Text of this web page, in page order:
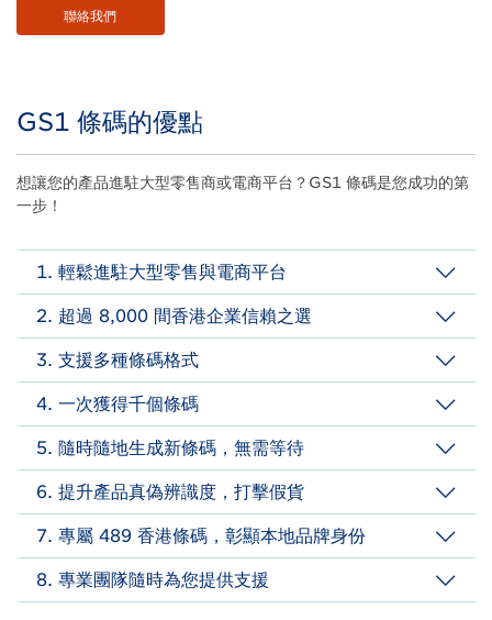
聯絡我們
Title
GS1 條碼的優點
Body
想讓您的產品進駐大型零售商或電商平台？GS1 條碼是您成功的第
一步！
1. 輕鬆進駐大型零售與電商平台
助你在百佳、惠康等本地零售商及 Amazon、
Google、天貓等平台快速上架，接觸目標客群。
2. 超過 8,000 間香港企業信賴之選
GS1 香港擁有逾 35 年服務經驗，深受本地企業信賴，
提供專業支援，助您穩健發展業務。
3. 支援多種條碼格式
支援 UPC、EAN、ITF 及 2D 條碼（如 1QR）等各種
格式的條碼，滿足各個國際市場、平台與應用場景的需
求。
*UPC碼需額外收費
4. 一次獲得千個條碼
獲取至少 1,000 個 GS1 產品條碼，無需每次申請，節
省時間與行政成本。
5. 隨時隨地生成新條碼，無需等待
隨時隨地登入 BarcodePlus 平台，自行生成與下載新
產品條碼，靈活省時又方便。
6. 提升產品真偽辨識度，打擊假貨
透過 Verified by GS1 方案，讓消費者與零售商隨時查
核產品資訊，有效打擊假冒品。
7. 專屬 489 香港條碼，彰顯本地品牌身份
獲得以「489」為首的香港條碼，為您的產品確認香港
身份，提升品牌認受性。
8. 專業團隊隨時為您提供支援